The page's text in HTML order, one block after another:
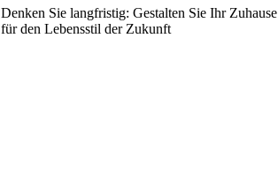
Denken Sie langfristig: Gestalten Sie Ihr Zuhause
für den Lebensstil der Zukunft